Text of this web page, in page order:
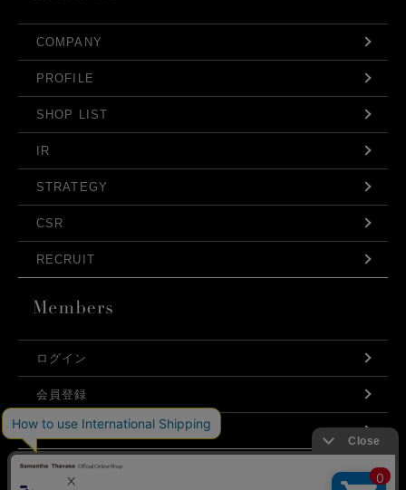
COMPANY
PROFILE
SHOP LIST
IR
STRATEGY
CSR
RECRUIT
ログイン
会員登録
利用規約
お問い合わせ
弊社はCookieを利用し、Webの利便性向上に努め